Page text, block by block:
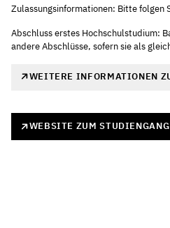
Zulassungsinformationen: Bitte folgen
Abschluss erstes Hochschulstudium:
andere Abschlüsse, sofern sie als
WEITERE INFORMATIONEN
WEBSITE ZUM STUDIENGANG